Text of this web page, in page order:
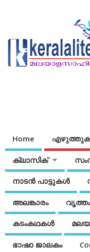
Home
ക്ലാസിക്
നാടന്‍ പാട്ടുകള്‍
അലങ്കാരം വൃത്തം
കടംകഥകള്‍
ഭാഷാ ജാലകം